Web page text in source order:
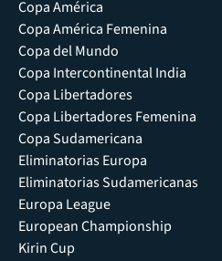
Copa América
Copa América Femenina
Copa del Mundo
Copa Intercontinental India
Copa Libertadores
Copa Libertadores Femenina
Copa Sudamericana
Eliminatorias Europa
Eliminatorias Sudamericanas
Europa League
European Championship
Kirin Cup